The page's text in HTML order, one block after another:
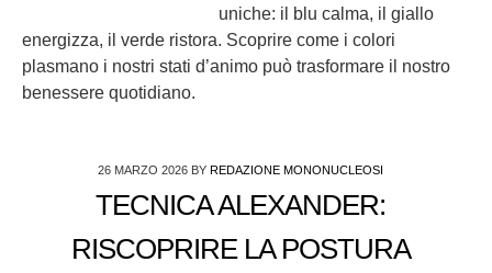
uniche: il blu calma, il giallo
energizza, il verde ristora. Scoprire come i colori
plasmano i nostri stati d’animo può trasformare il nostro
benessere quotidiano.
26 MARZO 2026 BY REDAZIONE MONONUCLEOSI
TECNICA ALEXANDER:
RISCOPRIRE LA POSTURA